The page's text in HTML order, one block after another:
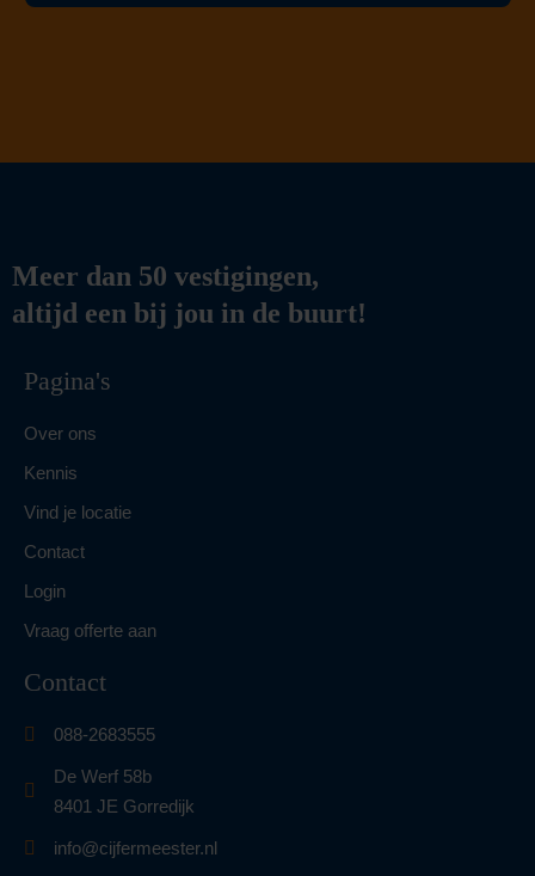
Meer dan 50 vestigingen,
altijd een bij jou in de buurt!
Pagina's
Over ons
Kennis
Vind je locatie
Contact
Login
Vraag offerte aan
Contact
088-2683555
De Werf 58b
8401 JE Gorredijk
info@cijfermeester.nl